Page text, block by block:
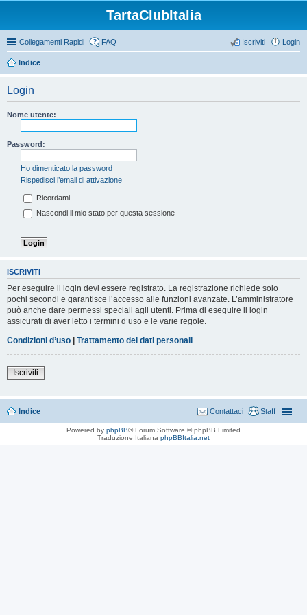
TartaClubItalia
Collegamenti Rapidi FAQ Login
Iscriviti
Indice
Login
Nome utente:
Password:
Ho dimenticato la password
Rispedisci l’email di attivazione
Ricordami
Nascondi il mio stato per questa sessione
ISCRIVITI
Per eseguire il login devi essere registrato. La registrazione richiede solo
pochi secondi e garantisce l’accesso alle funzioni avanzate. L’amministratore
può anche dare permessi speciali agli utenti. Prima di eseguire il login
assicurati di aver letto i termini d’uso e le varie regole.
Condizioni d’uso | Trattamento dei dati personali
Iscriviti
Indice Staff
Contattaci
Powered by phpBB® Forum Software © phpBB Limited
Traduzione Italiana phpBBItalia.net